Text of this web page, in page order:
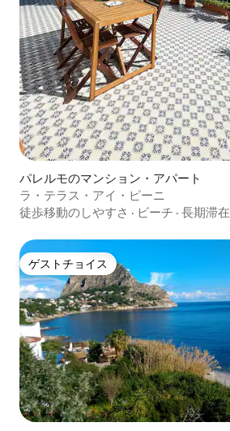
パレルモのマンション・アパート
ラ・テラス・アイ・ピーニ
徒歩移動のしやすさ · ビーチ · 長期滞在
ゲストチョイス
ゲストチョイス